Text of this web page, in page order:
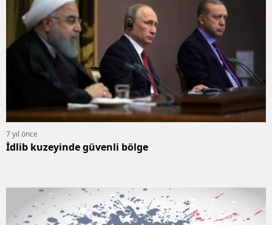
7 yıl önce
İdlib kuzeyinde güvenli bölge